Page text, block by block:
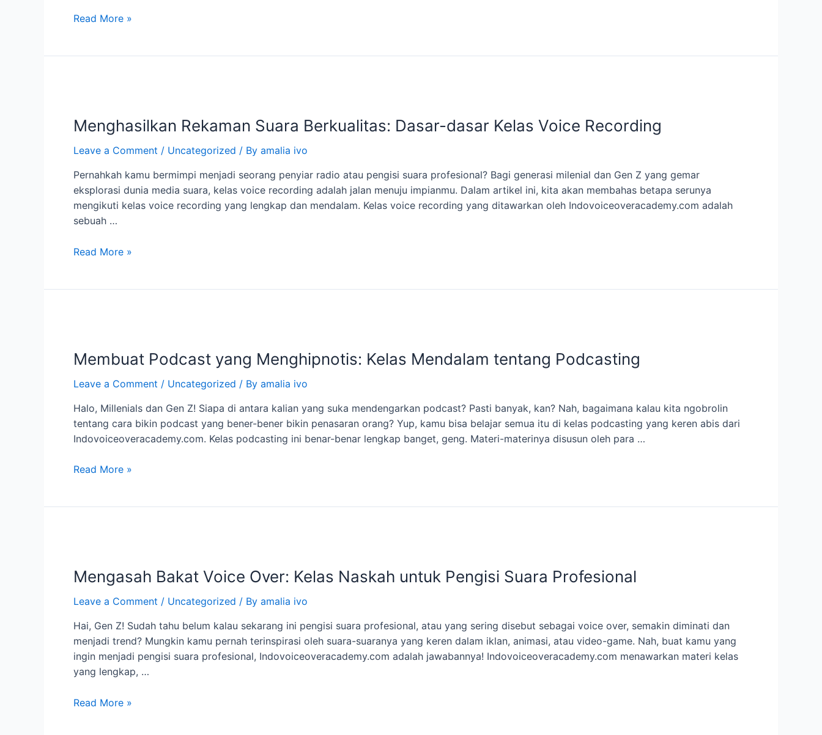
Read More »
Menghasilkan Rekaman Suara Berkualitas: Dasar-dasar Kelas Voice Recording
Leave a Comment / Uncategorized / By amalia ivo
Pernahkah kamu bermimpi menjadi seorang penyiar radio atau pengisi suara profesional? Bagi generasi milenial dan Gen Z yang gemar
eksplorasi dunia media suara, kelas voice recording adalah jalan menuju impianmu. Dalam artikel ini, kita akan membahas betapa serunya
mengikuti kelas voice recording yang lengkap dan mendalam. Kelas voice recording yang ditawarkan oleh Indovoiceoveracademy.com adalah
sebuah …
Suara
Berkualitas:
Dasar-
dasar
Kelas
Voice
Recording
Read More »
Membuat Podcast yang Menghipnotis: Kelas Mendalam tentang Podcasting
Leave a Comment / Uncategorized / By amalia ivo
Halo, Millenials dan Gen Z! Siapa di antara kalian yang suka mendengarkan podcast? Pasti banyak, kan? Nah, bagaimana kalau kita ngobrolin
tentang cara bikin podcast yang bener-bener bikin penasaran orang? Yup, kamu bisa belajar semua itu di kelas podcasting yang keren abis dari
Indovoiceoveracademy.com. Kelas podcasting ini benar-benar lengkap banget, geng. Materi-materinya disusun oleh para …
yang
Kelas
Mendalam
tentang
Podcasting
Read More »
Mengasah Bakat Voice Over: Kelas Naskah untuk Pengisi Suara Profesional
Leave a Comment / Uncategorized / By amalia ivo
Hai, Gen Z! Sudah tahu belum kalau sekarang ini pengisi suara profesional, atau yang sering disebut sebagai voice over, semakin diminati dan
menjadi trend? Mungkin kamu pernah terinspirasi oleh suara-suaranya yang keren dalam iklan, animasi, atau video-game. Nah, buat kamu yang
ingin menjadi pengisi suara profesional, Indovoiceoveracademy.com adalah jawabannya! Indovoiceoveracademy.com menawarkan materi kelas
yang lengkap, …
Voice
Kelas
Naskah
untuk
Pengisi
Suara
Profesional
Read More »